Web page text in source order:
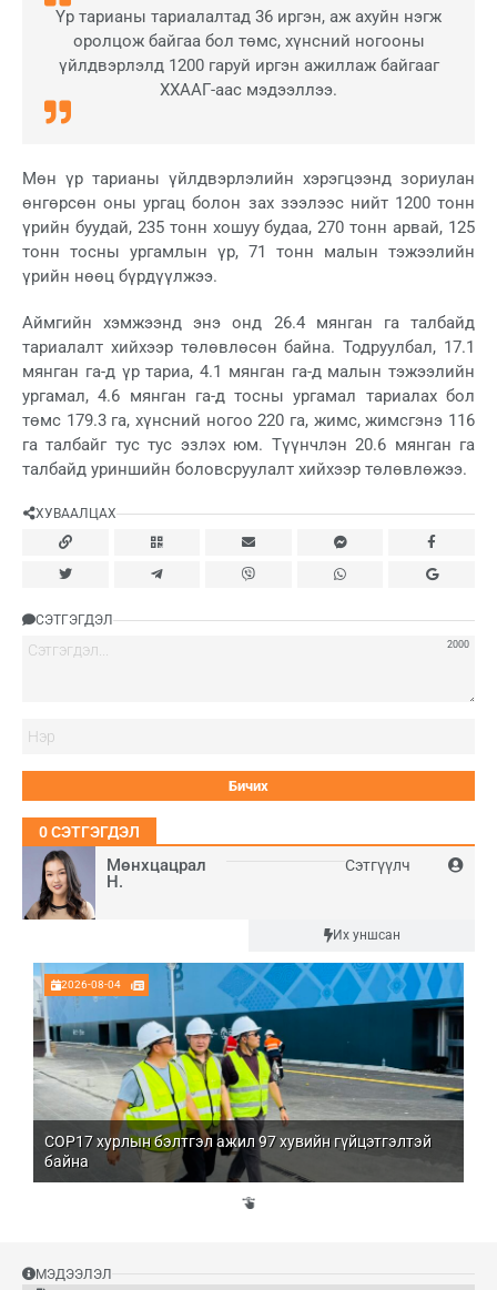
Мөнхцацрал
Н.
Сэтгүүлч
Их уншсан
2026-08-04
COP17 хурлын бэлтгэл ажил 97 хувийн гүйцэтгэлтэй
байна
Үр тарианы тариалалтад 36 иргэн, аж ахуйн нэгж
оролцож байгаа бол төмс, хүнсний ногооны
үйлдвэрлэлд 1200 гаруй иргэн ажиллаж байгааг
ХХААГ-аас мэдээллээ.
Мөн үр тарианы үйлдвэрлэлийн хэрэгцээнд зориулан
өнгөрсөн оны ургац болон зах зээлээс нийт 1200 тонн
үрийн буудай, 235 тонн хошуу будаа, 270 тонн арвай, 125
тонн тосны ургамлын үр, 71 тонн малын тэжээлийн
үрийн нөөц бүрдүүлжээ.
Аймгийн хэмжээнд энэ онд 26.4 мянган га талбайд
тариалалт хийхээр төлөвлөсөн байна. Тодруулбал, 17.1
мянган га-д үр тариа, 4.1 мянган га-д малын тэжээлийн
ургамал, 4.6 мянган га-д тосны ургамал тариалах бол
төмс 179.3 га, хүнсний ногоо 220 га, жимс, жимсгэнэ 116
га талбайг тус тус эзлэх юм. Түүнчлэн 20.6 мянган га
талбайд уриншийн боловсруулалт хийхээр төлөвлөжээ.
ХУВААЛЦАХ
СЭТГЭГДЭЛ
2000
0СЭТГЭГДЭЛ
МЭДЭЭЛЭЛ